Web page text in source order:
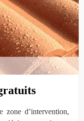
zone d’intervention,